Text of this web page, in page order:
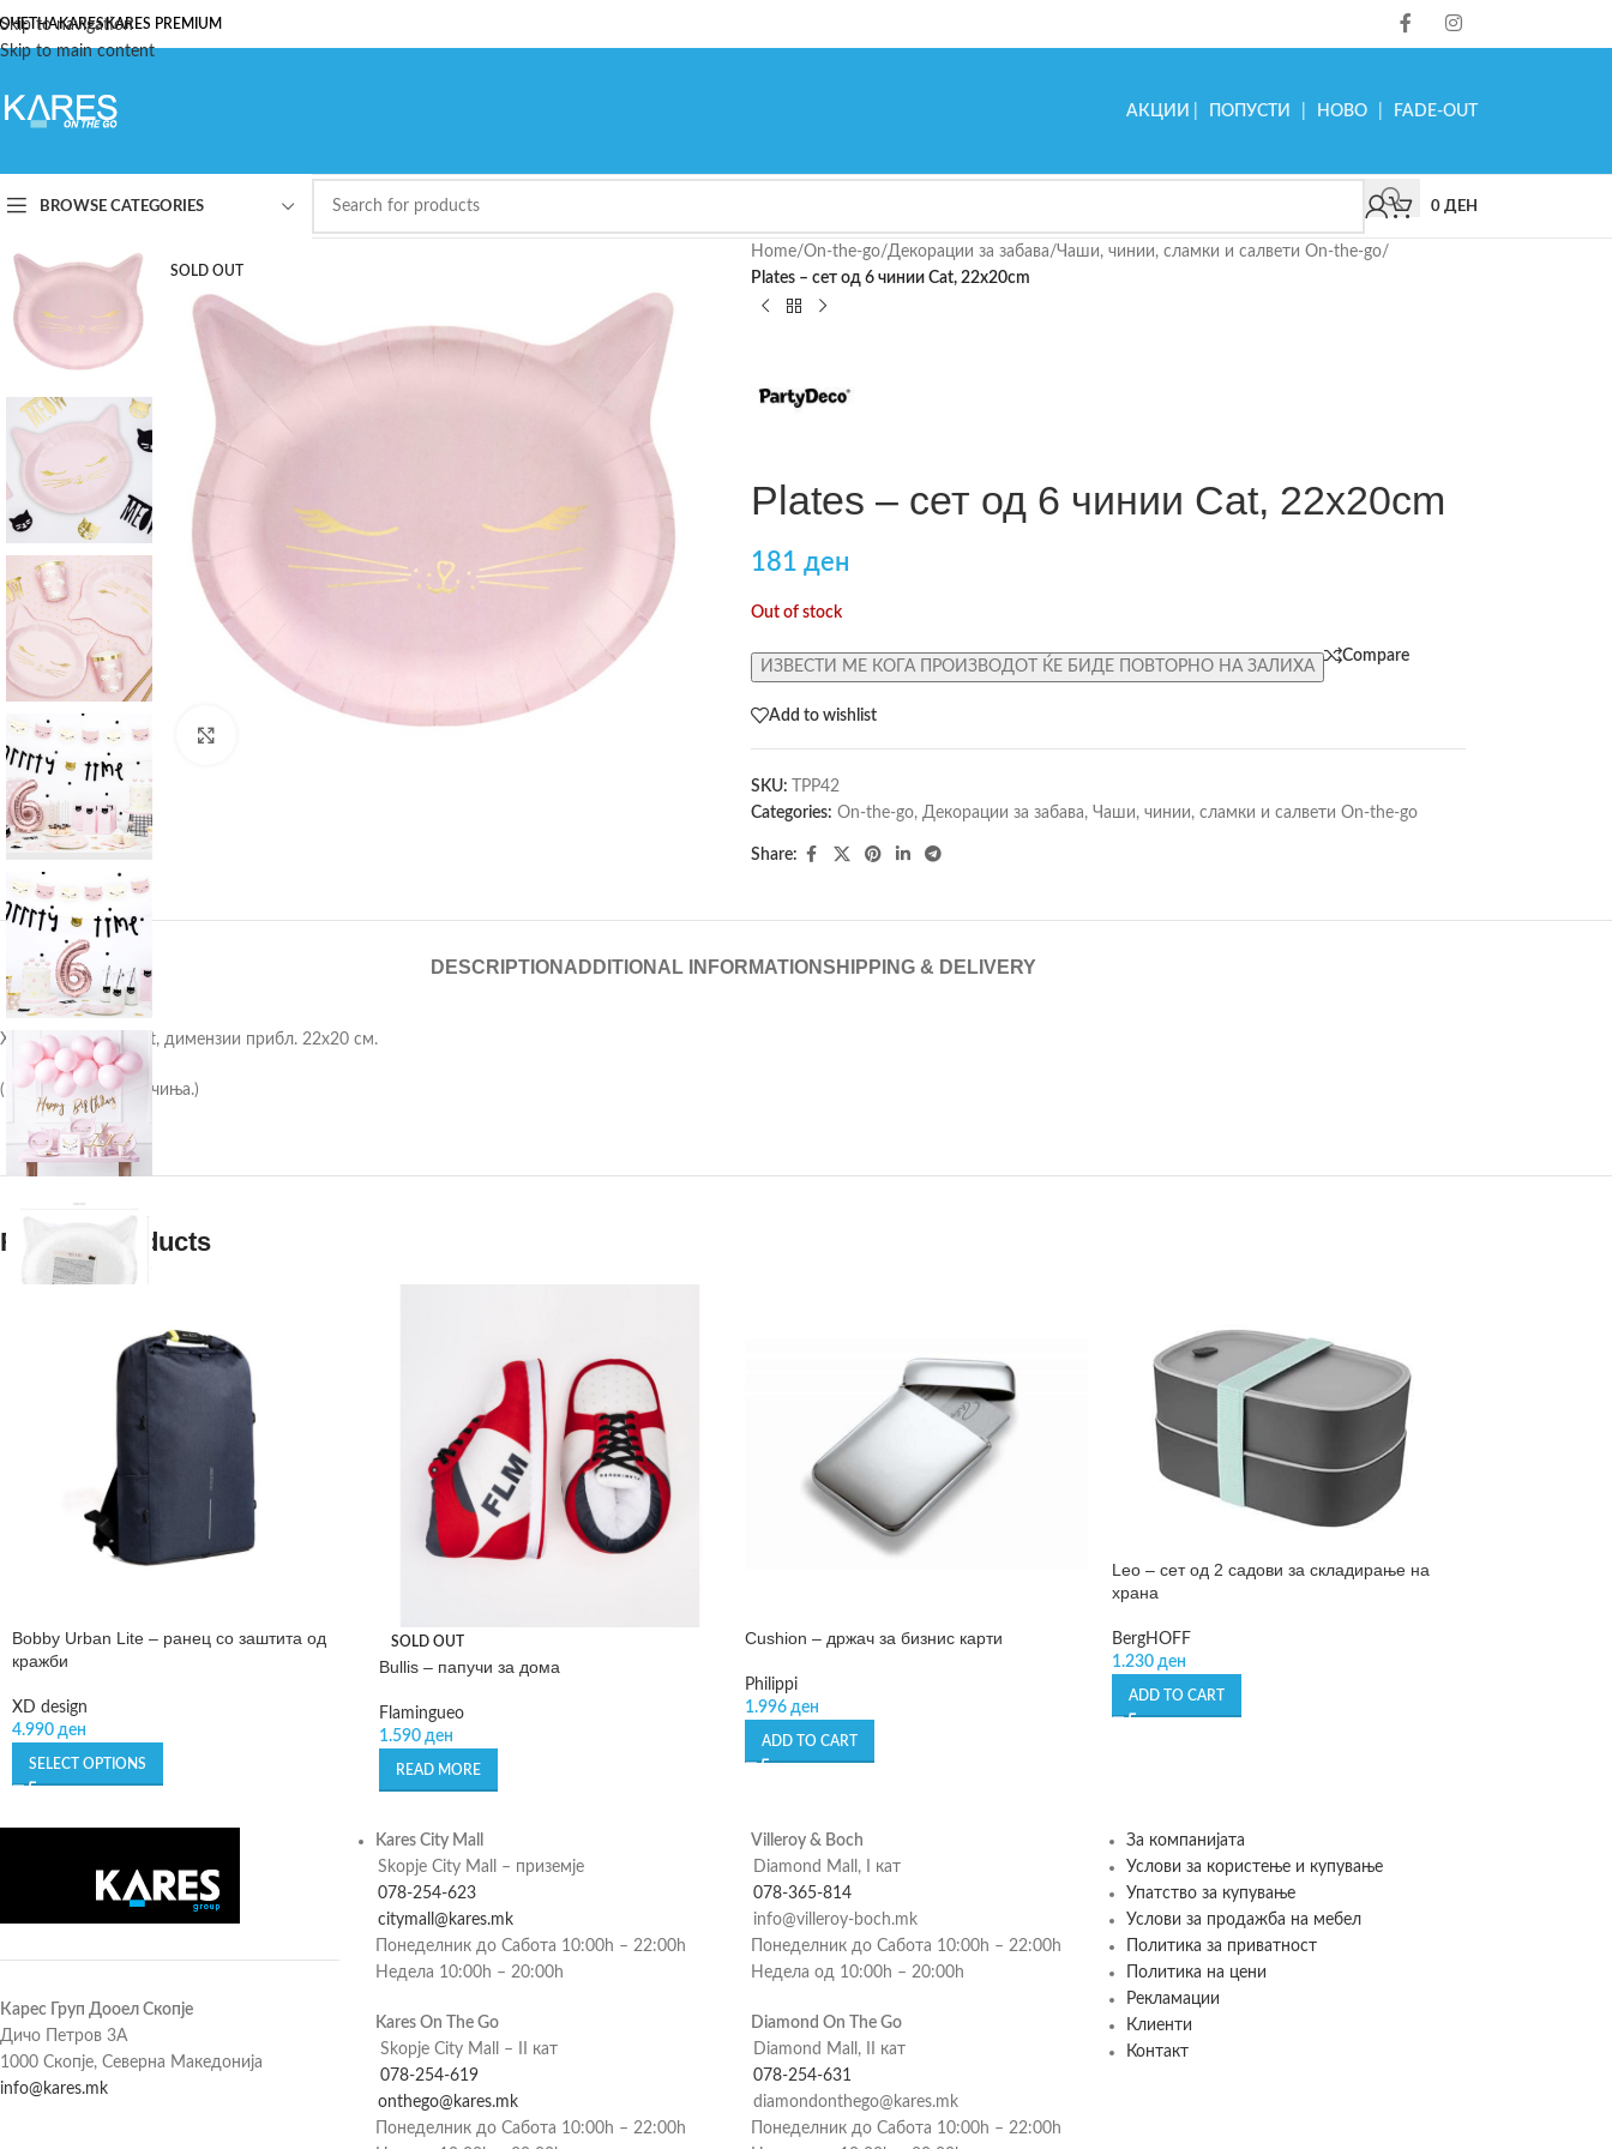
Skip to navigation
Skip to main content
KARESKARES PREMIUM
АКЦИИ ПОПУСТИ НОВО FADE-OUT
BROWSE CATEGORIES 0 ДЕН
SOLD OUT
Home/On-the-go/Декорации за забава/Чаши, чинии, сламки и салвети On-the-go/
Plates – сет од 6 чинии Cat, 22x20cm
Plates – сет од 6 чинии Cat, 22x20cm
181 ден
Out of stock
ИЗВЕСТИ МЕ КОГА ПРОИЗВОДОТ ЌЕ БИДЕ ПОВТОРНО НА ЗАЛИХА
Compare
Add to wishlist
SKU:
TPP42
Categories: On-the-go, Декорации за забава, Чаши, чинии, сламки и салвети On-the-go
Share:
DESCRIPTION ADDITIONAL INFORMATIONSHIPPING & DELIVERY
Хартиени чинии Cat, димензии прибл. 22х20 см.
(1 пакување / 6 парчиња.)
Related products
Bobby Urban Lite – ранец со заштита од
кражби
XD design
4.990 ден
SELECT OPTIONS
SOLD OUT
Bullis – папучи за дома
Flamingueo
1.590 ден
READ MORE
Cushion – држач за бизнис карти
Philippi
1.996 ден
ADD TO CART
Leo – сет од 2 садови за складирање на
храна
BergHOFF
1.230 ден
ADD TO CART
Карес Груп Дооел Скопје
Дичо Петров 3А
1000 Скопје, Северна Македонија
info@kares.mk
Kares City Mall
Skopje City Mall – приземје
078-254-623
citymall@kares.mk
Понеделник до Сабота 10:00h – 22:00h
Недела 10:00h – 20:00h
Kares On The Go
Skopje City Mall – II кат
078-254-619
onthego@kares.mk
Понеделник до Сабота 10:00h – 22:00h
Villeroy & Boch
Diamond Mall, I кат
078-365-814
info@villeroy-boch.mk
Понеделник до Сабота 10:00h – 22:00h
Недела од 10:00h – 20:00h
Diamond On The Go
Diamond Mall, II кат
078-254-631
diamondonthego@kares.mk
Понеделник до Сабота 10:00h – 22:00h
За компанијата
Услови за користење и купување
Упатство за купување
Услови за продажба на мебел
Политика за приватност
Политика на цени
Рекламации
Клиенти
Контакт